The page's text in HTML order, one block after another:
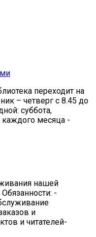
переходит на
– четверг с 8.45 до
суббота,
каждого месяца -
нашей
-
и
и читателей-